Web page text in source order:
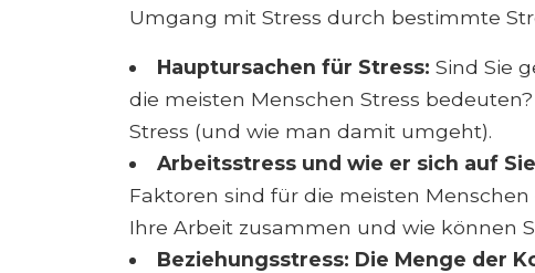
Umgang mit Stress durch bestimmte
Hauptursachen für Stress: Sind Sie
die meisten Menschen Stress
Stress (und wie man damit umgeht).
Arbeitsstress und wie er sich auf
Faktoren sind für die meisten
Ihre Arbeit zusammen und wie können
Beziehungsstress: Die Menge der